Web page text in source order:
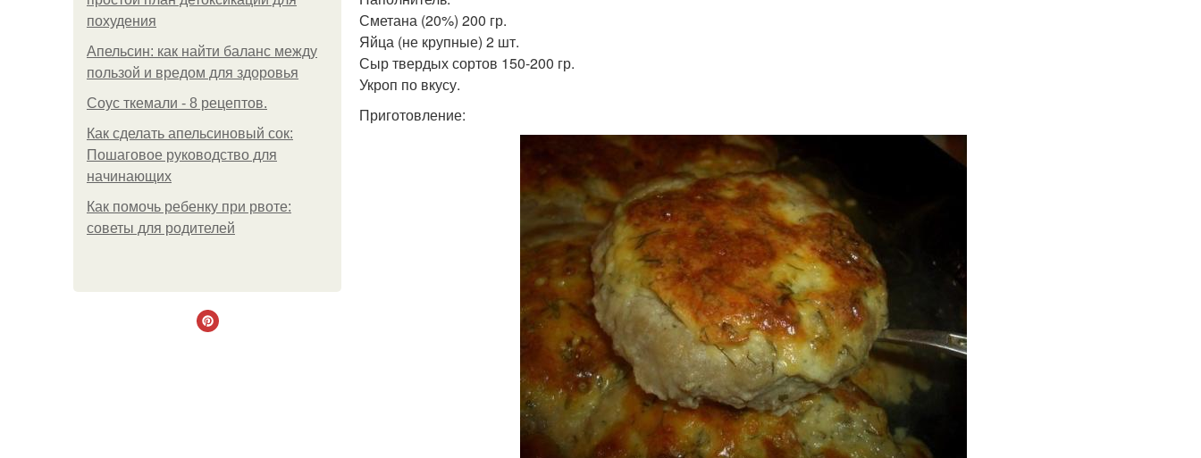
похудения
Апельсин: как найти баланс между
пользой и вредом для здоровья
Соус ткемали - 8 рецептов.
Как сделать апельсиновый сок:
Пошаговое руководство для
начинающих
Как помочь ребенку при рвоте:
советы для родителей
Сметана (20%) 200 гр.
Яйца (не крупные) 2 шт.
Сыр твердых сортов 150-200 гр.
Укроп по вкусу.
Приготовление: